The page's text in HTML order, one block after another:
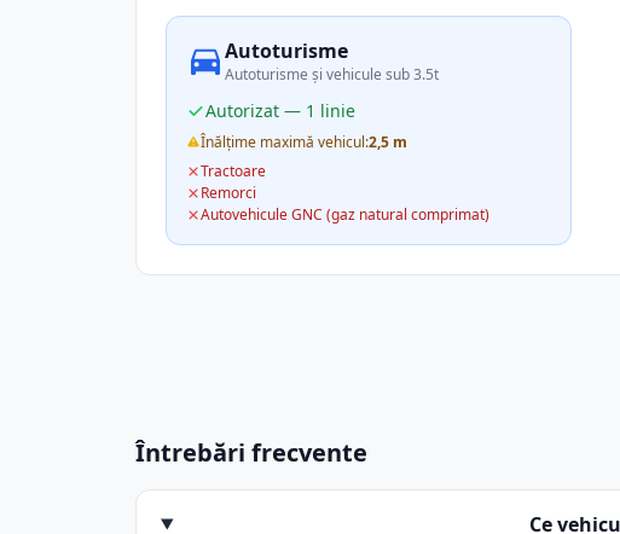
Autoturisme
Autoturisme și vehicule sub 3.5t
Autorizat — 1 linie
Înălțime maximă vehicul:2,5 m
Tractoare
Remorci
Autovehicule GNC (gaz natural comprimat)
Întrebări frecvente
Ce